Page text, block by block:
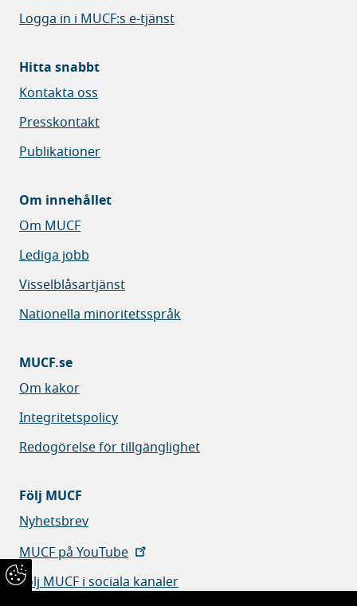
Logga in i MUCF:s e-tjänst
Hitta snabbt
Kontakta oss
Presskontakt
Publikationer
Om innehållet
Om MUCF
Lediga jobb
Visselblåsartjänst
Nationella minoritetsspråk
MUCF.se
Om kakor
Integritetspolicy
Redogörelse för tillgänglighet
Följ MUCF
Nyhetsbrev
MUCF på YouTube
Följ MUCF i sociala kanaler